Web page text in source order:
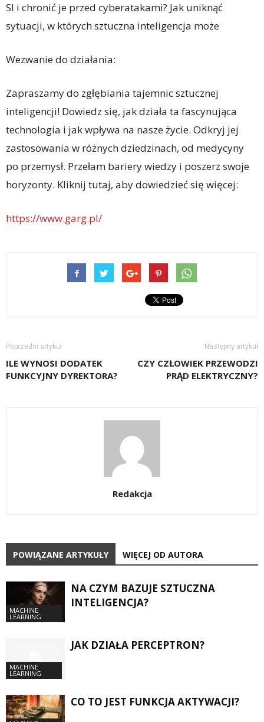
SI i chronić je przed cyberatakami? Jak uniknąć
sytuacji, w których sztuczna inteligencja może
Wezwanie do działania:
Zapraszamy do zgłębiania tajemnic sztucznej
inteligencji! Dowiedz się, jak działa ta fascynująca
technologia i jak wpływa na nasze życie. Odkryj jej
zastosowania w różnych dziedzinach, od medycyny
po przemysł. Przełam bariery wiedzy i poszerz swoje
horyzonty. Kliknij tutaj, aby dowiedzieć się więcej:
https://www.garg.pl/
Poprzedni artykuł
ILE WYNOSI DODATEK
FUNKCYJNY DYREKTORA?
Następny artykuł
CZY CZŁOWIEK PRZEWODZI
PRĄD ELEKTRYCZNY?
Redakcja
POWIĄZANE ARTYKUŁY WIĘCEJ OD AUTORA
MACHINE
LEARNING
NA CZYM BAZUJE SZTUCZNA
INTELIGENCJA?
MACHINE
LEARNING
JAK DZIAŁA PERCEPTRON?
CO TO JEST FUNKCJA AKTYWACJI?